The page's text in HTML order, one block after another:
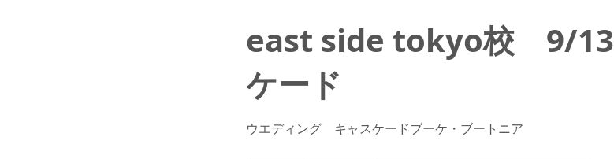
east side tokyo校 9/13
ケード
ウエディング キャスケードブーケ・ブートニア